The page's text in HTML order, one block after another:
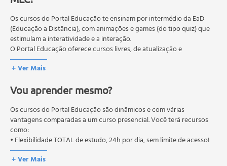
- Tenacidade;
- Consistência, Resistência e Flexibilidade;
•Aula 03 – Os Estilos Arquitetônicos e Mobiliários;
- Antiguidade;
- Idade Média;
•Aula 04 – Estilos da Época Moderna;
•Aula 05 – Noções Básicas de Construção – Parte 01;
- Acabamento;
- Folhas e Processos de Folhar;
Os cursos do Portal Educação te ensinam por intermédio da EaD
(Educação a Distância), com animações e games (do tipo quiz) que
estimulam a interatividade e a interação.
O Portal Educação oferece cursos livres, de atualização e
qualificação profissional. São destinados a proporcionar ao
profissional conhecimentos que permitam o desenvolvimento de
O MEC (Ministério da Educação), trata da política nacional de
educação em geral, mas autoriza apenas cursos de graduação e
pós-graduação. Os cursos técnicos e profissionalizantes são
autorizados pelas Secretarias Estaduais de Educação.
+ Ver Mais
Vou aprender mesmo?
Os cursos do Portal Educação são dinâmicos e com várias
vantagens comparadas a um curso presencial. Você terá recursos
como:
• Flexibilidade TOTAL de estudo, 24h por dia, sem limite de acesso!
+ Ver Mais